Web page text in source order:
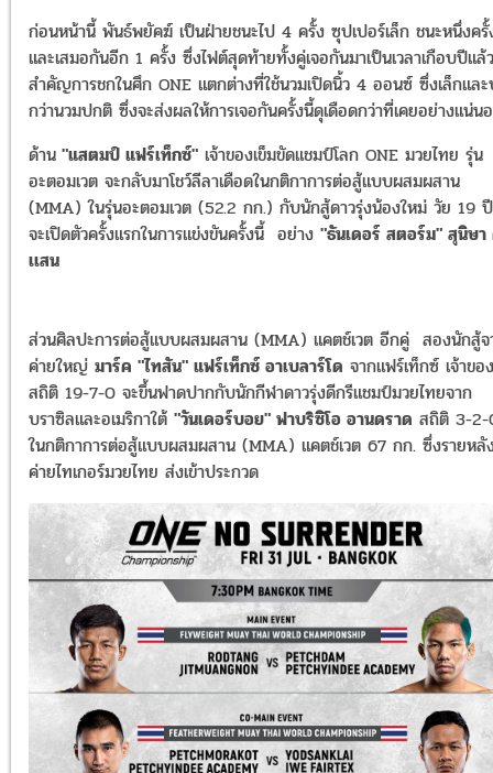
ก่อนหน้านี้ พันธ์พยัคฆ์ เป็นฝ่ายชนะไป 4 ครั้ง ซุปเปอร์เล็ก ชนะหนึ่งครั้
และเสมอกันอีก 1 ครั้ง ซึ่งไฟต์สุดท้ายทั้งคู่เจอกันมาเป็นเวลาเกือบปีแ
สำคัญการชกในศึก ONE แตกต่างที่ใช้นวมเปิดนิ้ว 4 ออนซ์ ซึ่งเล็กแล
กว่านวมปกติ ซึ่งจะส่งผลให้การเจอกันครั้งนี้ดุเดือดกว่าที่เคยอย่างแน่น
ด้าน "แสตมป์ แฟร์เท็กซ์" เจ้าของเข็มขัดแชมป์โลก ONE มวยไทย รุ่น
อะตอมเวต จะกลับมาโชว์ลีลาเดือดในกติกาการต่อสู้แบบผสมผสาน
(MMA) ในรุ่นอะตอมเวต (52.2 กก.) กับนักสู้ดาวรุ่งน้องใหม่ วัย 19
จะเปิดตัวครั้งแรกในการแข่งขันครั้งนี้ อย่าง "ธันเดอร์ สตอร์ม" สุนิษา
เเสน
ส่วนศิลปะการต่อสู้แบบผสมผสาน (MMA) แคตช์เวต อีกคู่ สองนักสู้จ
ค่ายใหญ่ มาร์ค "ไทสัน" แฟร์เท็กซ์ อาเบลาร์โด จากแฟร์เท็กซ์ เจ้าของ
สถิติ 19-7-0 จะขึ้นฟาดปากกับนักกีฬาดาวรุ่งดีกรีแชมป์มวยไทยจาก
บราซิลและอเมริกาใต้ "วันเดอร์บอย" ฟาบริซิโอ อานดราด สถิติ 3-
ในกติกาการต่อสู้แบบผสมผสาน (MMA) แคตช์เวต 67 กก. ซึ่งรายหลั
ค่ายไทเกอร์มวยไทย ส่งเข้าประกวด